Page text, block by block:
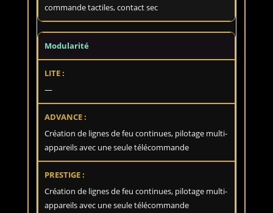
commande tactiles, contact sec
Modularité
—
Création de lignes de feu continues, pilotage multi-
appareils avec une seule télécommande
Création de lignes de feu continues, pilotage multi-
appareils avec une seule télécommande